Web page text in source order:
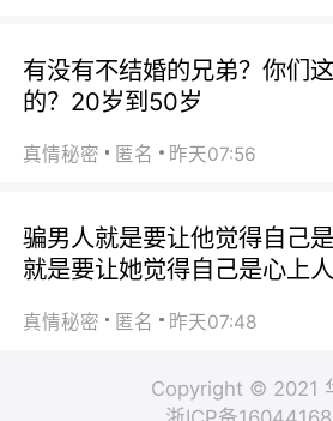
有没有不结婚的兄弟？你们
的？20岁到50岁
真情秘密 匿名 昨天07:56
骗男人就是要让他觉得自己
就是要让她觉得自己是心上人
真情秘密 匿名 昨天07:48
Copyright © 2021